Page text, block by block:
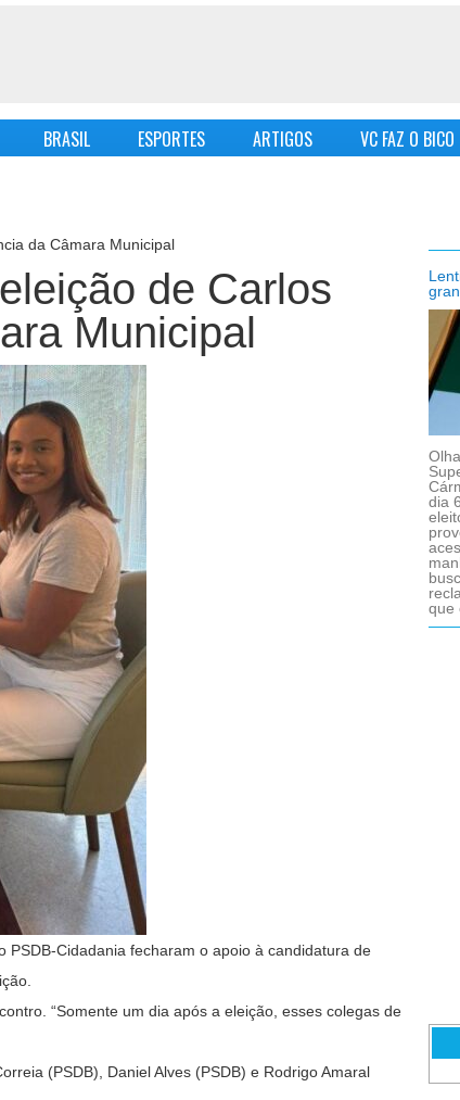
BRASIL ESPORTES ARTIGOS VC FAZ O BICO
da Câmara Municipal
de Carlos
Municipal
Cidadania fecharam o apoio à candidatura de
“Somente um dia após a eleição, esses colegas de
(PSDB), Daniel Alves (PSDB) e Rodrigo Amaral
dia
que